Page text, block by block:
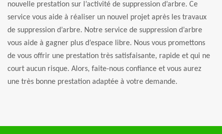
nouvelle prestation sur l’activité de suppression d’arbre. Ce
service vous aide à réaliser un nouvel projet après les travaux
de suppression d’arbre. Notre service de suppression d’arbre
vous aide à gagner plus d’espace libre. Nous vous promettons
de vous offrir une prestation très satisfaisante, rapide et qui ne
court aucun risque. Alors, faite-nous confiance et vous aurez
une très bonne prestation adaptée à votre demande.